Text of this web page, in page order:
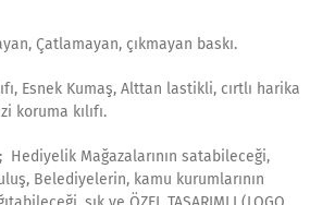
Çatlamayan, çıkmayan baskı.
Esnek Kumaş, Alttan lastikli, cırtlı harika
koruma kılıfı.
Hediyelik Mağazalarının satabileceği,
Belediyelerin, kamu kurumlarının